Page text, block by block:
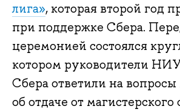
лига», которая второй год
при поддержке Сбера.
церемонией состоялся
котором руководители
Сбера ответили на вопросы
об отдаче от магистерского